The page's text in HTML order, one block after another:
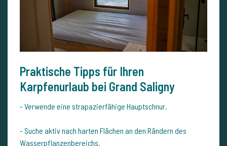
Praktische Tipps für Ihren
Karpfenurlaub bei Grand Saligny
- Verwende eine strapazierfähige Hauptschnur.
- Suche aktiv nach harten Flächen an den Rändern des
Wasserpflanzenbereichs.